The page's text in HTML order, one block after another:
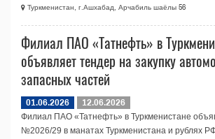
Туркменистан, г.Ашхабад, Арчабиль шаёлы 56
Филиал ПАО «Татнефть» в
объявляет тендер на закупку
запасных частей
01.06.2026
12.06.2026
Филиал ПАО «Татнефть» в Туркменистане
№2026/29 в манатах Туркменистана и рублях